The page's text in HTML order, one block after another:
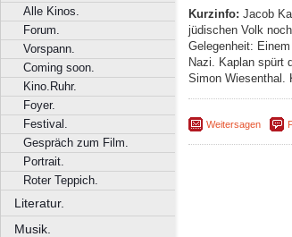
Alle Kinos.
Forum.
Vorspann.
Coming soon.
Kino.Ruhr.
Foyer.
Festival.
Gespräch zum Film.
Portrait.
Roter Teppich.
Literatur.
Musik.
Kurzinfo: Jacob
jüdischen Volk
Gelegenheit:
Nazi. Kaplan spürt
Simon Wiesenthal.
Weitersagen